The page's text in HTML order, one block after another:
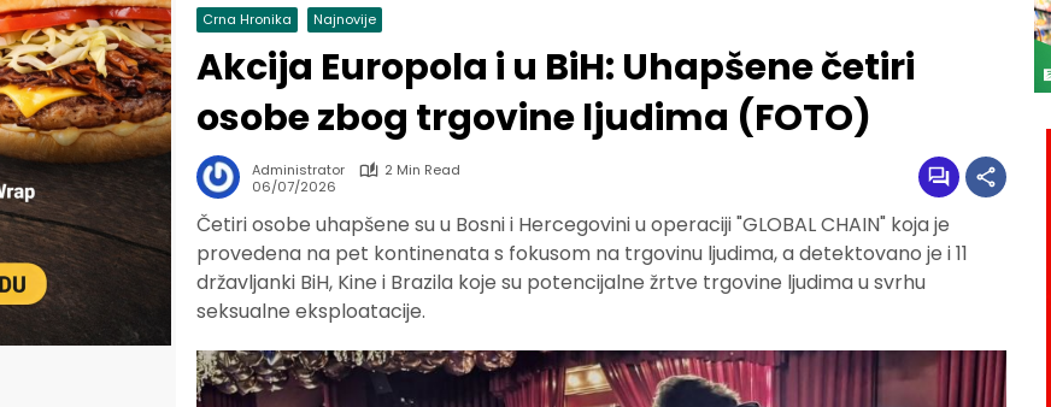
Crna Hronika Najnovije
Akcija Europola i u BiH: Uhapšene četiri
osobe zbog trgovine ljudima (FOTO)
Administrator
2 Min Read
06/07/2026
Četiri osobe uhapšene su u Bosni i Hercegovini u operaciji "GLOBAL CHAIN" koja je
provedena na pet kontinenata s fokusom na trgovinu ljudima, a detektovano je i 11
državljanki BiH, Kine i Brazila koje su potencijalne žrtve trgovine ljudima u svrhu
seksualne eksploatacije.